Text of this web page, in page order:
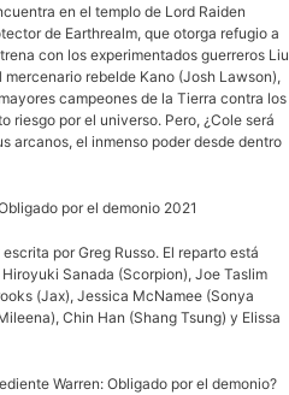
en el templo de Lord Raiden
de Earthrealm, que otorga refugio a
con los experimentados guerreros Liu
rebelde Kano (Josh Lawson),
campeones de la Tierra contra los
riesgo por el universo. Pero, ¿Cole será
arcanos, el inmenso poder desde dentro
por el demonio 2021
por Greg Russo. El reparto está
Sanada (Scorpion), Joe Taslim
(Jax), Jessica McNamee (Sonya
Chin Han (Shang Tsung) y Elissa
Warren: Obligado por el demonio?